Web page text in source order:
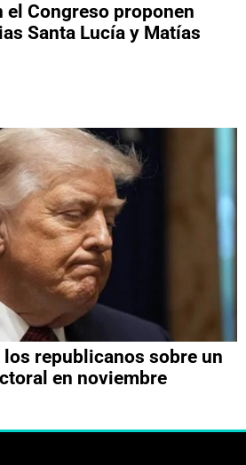
el Congreso proponen
Santa Lucía y Matías
republicanos sobre un
en noviembre